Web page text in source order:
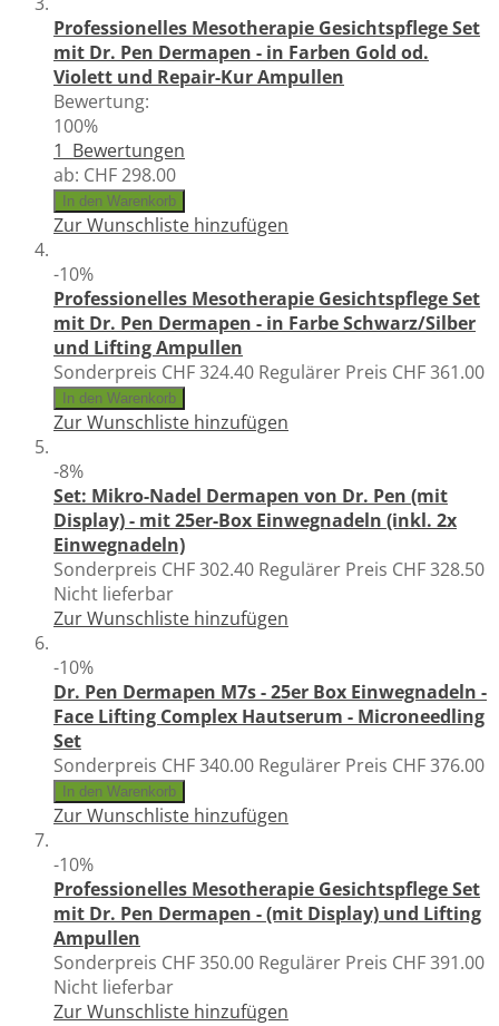
Professionelles Mesotherapie Gesichtspflege Set
mit Dr. Pen Dermapen - in Farben Gold od.
Violett und Repair-Kur Ampullen
Bewertung:
100%
1 Bewertungen
ab: CHF 298.00
In den Warenkorb
Zur Wunschliste hinzufügen
-10%
Professionelles Mesotherapie Gesichtspflege Set
mit Dr. Pen Dermapen - in Farbe Schwarz/Silber
und Lifting Ampullen
Sonderpreis CHF 324.40 Regulärer Preis CHF 361.00
In den Warenkorb
Zur Wunschliste hinzufügen
-8%
Set: Mikro-Nadel Dermapen von Dr. Pen (mit
Display) - mit 25er-Box Einwegnadeln (inkl. 2x
Einwegnadeln)
Sonderpreis CHF 302.40 Regulärer Preis CHF 328.50
Nicht lieferbar
Zur Wunschliste hinzufügen
-10%
Dr. Pen Dermapen M7s - 25er Box Einwegnadeln -
Face Lifting Complex Hautserum - Microneedling
Set
Sonderpreis CHF 340.00 Regulärer Preis CHF 376.00
In den Warenkorb
Zur Wunschliste hinzufügen
-10%
Professionelles Mesotherapie Gesichtspflege Set
mit Dr. Pen Dermapen - (mit Display) und Lifting
Ampullen
Sonderpreis CHF 350.00 Regulärer Preis CHF 391.00
Nicht lieferbar
Zur Wunschliste hinzufügen